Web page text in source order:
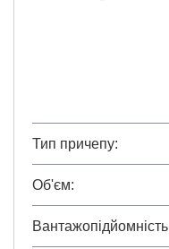
Тип причепу
Об'єм
Вантажопідйомність